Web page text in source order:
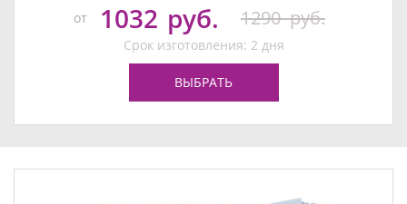
от 1032 руб. 1290 руб.
Срок изготовления: 2 дня
ВЫБРАТЬ